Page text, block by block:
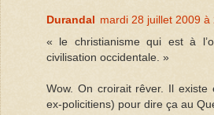
Durandal mardi 28 juillet 2009
« le christianisme qui est à
civilisation occidentale. »
Wow. On croirait rêver. Il existe
ex-policitiens) pour dire ça au